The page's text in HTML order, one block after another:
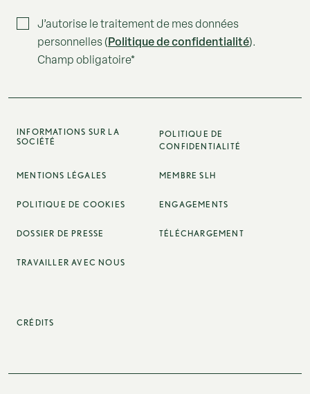
J’autorise le traitement de mes données
personnelles (Politique de confidentialité).
Champ obligatoire*
INFORMATIONS SUR LA
SOCIÉTÉ
POLITIQUE DE
CONFIDENTIALITÉ
MENTIONS LÉGALES MEMBRE SLH
POLITIQUE DE COOKIES ENGAGEMENTS
DOSSIER DE PRESSE TÉLÉCHARGEMENT
TRAVAILLER AVEC NOUS
CRÉDITS